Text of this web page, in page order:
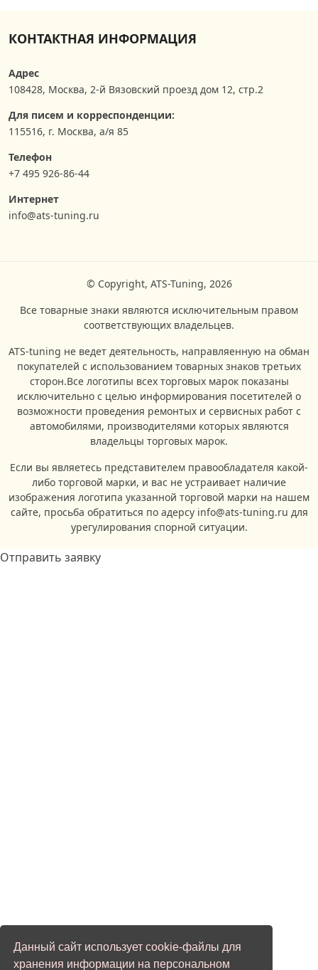
Данный сайт использует cookie-файлы для
хранения информации на персональном
КОНТАКТНАЯ ИНФОРМАЦИЯ
Адрес
108428, Москва, 2-й Вязовский проезд дом 12, стр.2
Для писем и корреспонденции:
115516, г. Москва, а/я 85
Телефон
+7 495 926-86-44
Интернет
info@ats-tuning.ru
© Copyright, ATS-Tuning, 2026
Все товарные знаки являются исключительным правом
соответствующих владельцев.
ATS-tuning не ведет деятельность, направляенную на обман
покупателей с использованием товарных знаков третьих
сторон.Все логотипы всех торговых марок показаны
исключительно с целью информирования посетителей о
возможности проведения ремонтых и сервисных работ с
автомобилями, производителями которых являются
владельцы торговых марок.
Если вы являетесь представителем правообладателя какой-
либо торговой марки, и вас не устраивает наличие
изображения логотипа указанной торговой марки на нашем
сайте, просьба обратиться по адерсу info@ats-tuning.ru для
урегулирования спорной ситуации.
Отправить заявку